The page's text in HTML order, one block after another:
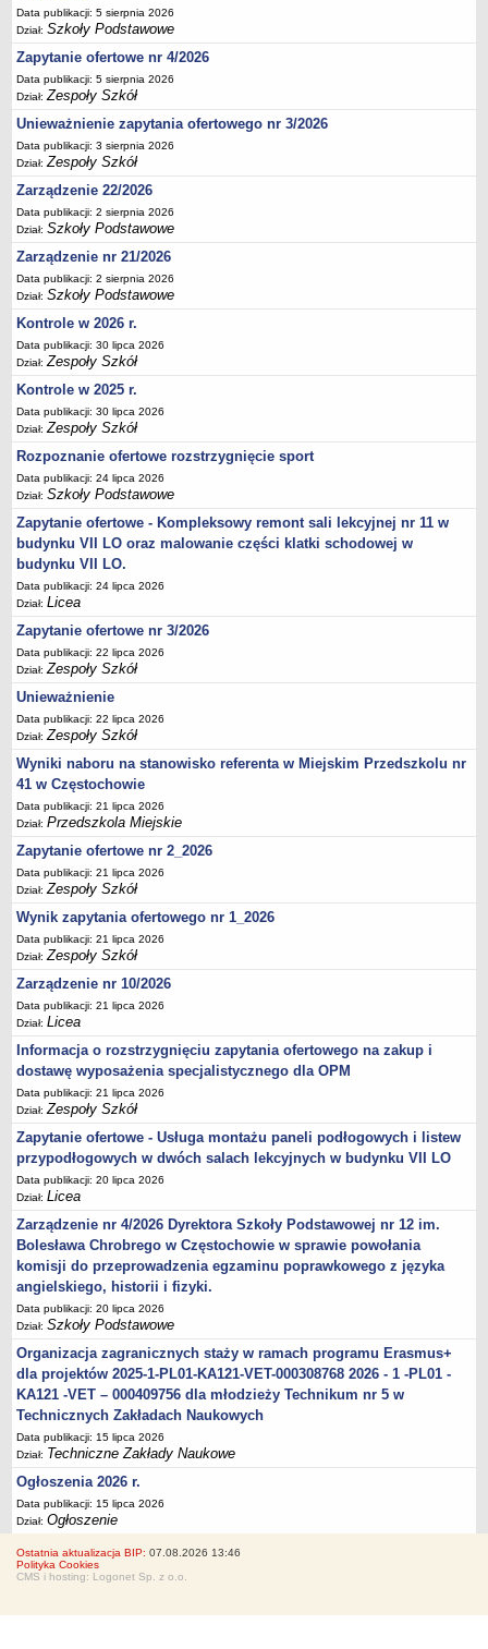
Majątek
Godziny dyżurów
Ogłoszenie
Zarządzenia
Kontrole
Rejestry, ewidencje, archiwa
Sprawozdania
Deklaracja dostępności
PORADNIE PSYCHOLOGICZNO-PEDAGOGICZNE
Zespół Poradni
BIURO FINANSÓW OŚWIATY
Dane podstawowe
Statut
Majątek
Godziny dyżurów
Ogłoszenia
Zarządzenia
Rejestry, ewidencje, archiwa
Kontrole
PONOWNE WYKORZYSTYWANIE
Sprawozdania
Deklaracja dostępności
DEKLARACJA DOSTĘPNOŚCI
OŚWIADCZENIA MAJĄTKOWE
PONOWNE WYKORZYSTYWANIE
UDOSTĘPNIANIE INFORMACJI PUBLICZNEJ
OCHRONA DANYCH OSOBOWYCH
Data publikacji: 5 sierpnia 2026
Dział:Szkoły Podstawowe
Zapytanie ofertowe nr 4/2026
Data publikacji: 5 sierpnia 2026
Dział:Zespoły Szkół
Unieważnienie zapytania ofertowego nr 3/2026
Data publikacji: 3 sierpnia 2026
Dział:Zespoły Szkół
Zarządzenie 22/2026
Data publikacji: 2 sierpnia 2026
Dział:Szkoły Podstawowe
Zarządzenie nr 21/2026
Data publikacji: 2 sierpnia 2026
Dział:Szkoły Podstawowe
Kontrole w 2026 r.
Data publikacji: 30 lipca 2026
Dział:Zespoły Szkół
Kontrole w 2025 r.
Data publikacji: 30 lipca 2026
Dział:Zespoły Szkół
Rozpoznanie ofertowe rozstrzygnięcie sport
Data publikacji: 24 lipca 2026
Dział:Szkoły Podstawowe
Zapytanie ofertowe - Kompleksowy remont sali lekcyjnej nr 11 w
budynku VII LO oraz malowanie części klatki schodowej w
budynku VII LO.
Data publikacji: 24 lipca 2026
Dział:Licea
Zapytanie ofertowe nr 3/2026
Data publikacji: 22 lipca 2026
Dział:Zespoły Szkół
Unieważnienie
Data publikacji: 22 lipca 2026
Dział:Zespoły Szkół
Wyniki naboru na stanowisko referenta w Miejskim Przedszkolu nr
41 w Częstochowie
Data publikacji: 21 lipca 2026
Dział:Przedszkola Miejskie
Zapytanie ofertowe nr 2_2026
Data publikacji: 21 lipca 2026
Dział:Zespoły Szkół
Wynik zapytania ofertowego nr 1_2026
Data publikacji: 21 lipca 2026
Dział:Zespoły Szkół
Zarządzenie nr 10/2026
Data publikacji: 21 lipca 2026
Dział:Licea
Informacja o rozstrzygnięciu zapytania ofertowego na zakup i
dostawę wyposażenia specjalistycznego dla OPM
Data publikacji: 21 lipca 2026
Dział:Zespoły Szkół
Zapytanie ofertowe - Usługa montażu paneli podłogowych i listew
przypodłogowych w dwóch salach lekcyjnych w budynku VII LO
Data publikacji: 20 lipca 2026
Dział:Licea
Zarządzenie nr 4/2026 Dyrektora Szkoły Podstawowej nr 12 im.
Bolesława Chrobrego w Częstochowie w sprawie powołania
komisji do przeprowadzenia egzaminu poprawkowego z języka
angielskiego, historii i fizyki.
Data publikacji: 20 lipca 2026
Dział:Szkoły Podstawowe
Organizacja zagranicznych staży w ramach programu Erasmus+
dla projektów 2025-1-PL01-KA121-VET-000308768 2026 - 1 -PL01 -
KA121 -VET – 000409756 dla młodzieży Technikum nr 5 w
Technicznych Zakładach Naukowych
Data publikacji: 15 lipca 2026
Dział: Techniczne Zakłady Naukowe
Ogłoszenia 2026 r.
Data publikacji: 15 lipca 2026
Dział:Ogłoszenie
Ostatnia aktualizacja BIP: 07.08.2026 13:46
Polityka Cookies
CMS i hosting: Logonet Sp. z o.o.